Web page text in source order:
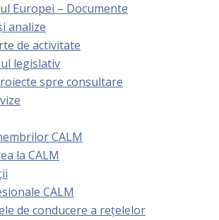
Europei – Documente
analize
de activitate
legislativ
spre consultare
CALM
la CALM
CALM
de conducere a rețelelor